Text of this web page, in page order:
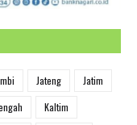
Jateng
Jatim
Kaltim